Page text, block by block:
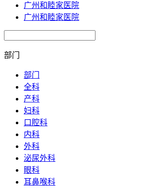
广州和睦家医院
广州和睦家医院
部门
部门
全科
产科
妇科
口腔科
内科
外科
泌尿外科
眼科
耳鼻喉科